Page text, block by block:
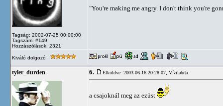
Tagság: 2002-07-25 00:00:00
Tagszám: #149
Hozzászólások: 2321
"You're making me angry. I don't think you're
Kiváló dolgozó
tyler_durden 6. Elküldve: 2003-06-16 20:28:07, Vízilabda
a csajoknál meg az ezüst